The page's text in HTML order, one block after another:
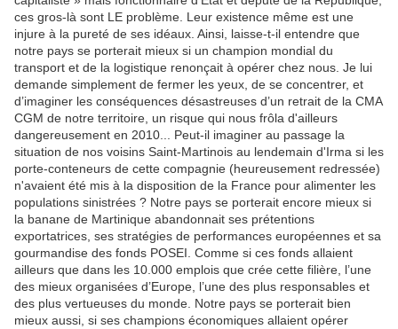
ces gros-là sont LE problème. Leur existence même est une
injure à la pureté de ses idéaux. Ainsi, laisse-t-il entendre que
notre pays se porterait mieux si un champion mondial du
transport et de la logistique renonçait à opérer chez nous. Je lui
demande simplement de fermer les yeux, de se concentrer, et
d’imaginer les conséquences désastreuses d’un retrait de la CMA
CGM de notre territoire, un risque qui nous frôla d'ailleurs
dangereusement en 2010... Peut-il imaginer au passage la
situation de nos voisins Saint-Martinois au lendemain d'Irma si les
porte-conteneurs de cette compagnie (heureusement redressée)
n'avaient été mis à la disposition de la France pour alimenter les
populations sinistrées ? Notre pays se porterait encore mieux si
la banane de Martinique abandonnait ses prétentions
exportatrices, ses stratégies de performances européennes et sa
gourmandise des fonds POSEI. Comme si ces fonds allaient
ailleurs que dans les 10.000 emplois que crée cette filière, l’une
des mieux organisées d’Europe, l’une des plus responsables et
des plus vertueuses du monde. Notre pays se porterait bien
mieux aussi, si ses champions économiques allaient opérer